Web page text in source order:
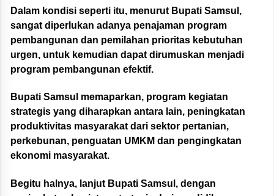
Dalam kondisi seperti itu, menurut Bupati Samsul,
sangat diperlukan adanya penajaman program
pembangunan dan pemilahan prioritas kebutuhan
urgen, untuk kemudian dapat dirumuskan menjadi
program pembangunan efektif.
Bupati Samsul memaparkan, program kegiatan
strategis yang diharapkan antara lain, peningkatan
produktivitas masyarakat dari sektor pertanian,
perkebunan, penguatan UMKM dan pengingkatan
ekonomi masyarakat.
Begitu halnya, lanjut Bupati Samsul, dengan